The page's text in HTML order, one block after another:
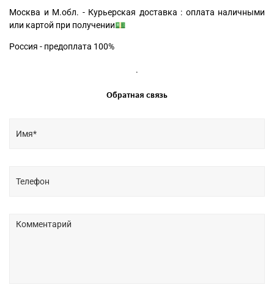
Москва и М.обл. - Курьерская доставка : оплата наличными
или картой при получении💵
Россия - предоплата 100%
.
Обратная связь